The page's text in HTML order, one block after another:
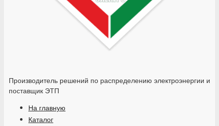
Производитель решений по распределению электроэнергии и
поставщик ЭТП
На главную
Каталог